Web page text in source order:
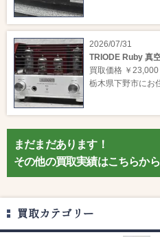
2026/07/31
TRIODE Ruby 真
買取価格 ￥23,000
栃木県下野市にお
まだまだあります！
その他の買取実績はこちらから
買取カテゴリー